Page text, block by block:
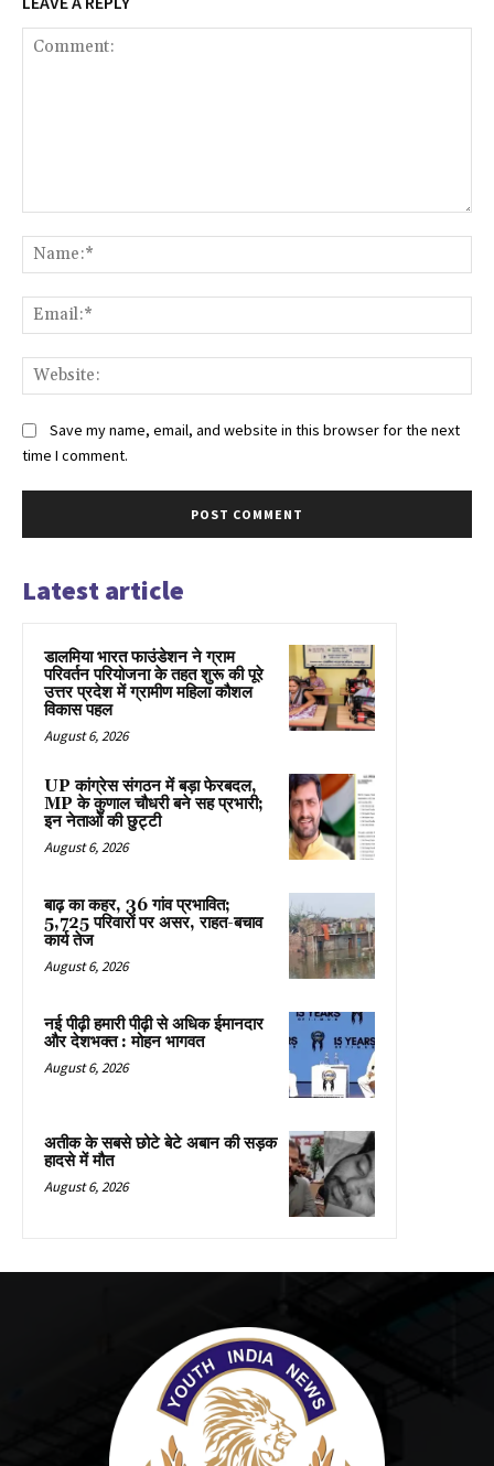
Save my name, email, and website in this browser for the next
time I comment.
Latest article
डालमिया भारत फाउंडेशन ने ग्राम
परिवर्तन परियोजना के तहत शुरू की पूरे
उत्तर प्रदेश में ग्रामीण महिला कौशल
विकास पहल
August 6, 2026
UP कांग्रेस संगठन में बड़ा फेरबदल,
MP के कुणाल चौधरी बने सह प्रभारी;
इन नेताओं की छुट्टी
August 6, 2026
बाढ़ का कहर, 36 गांव प्रभावित;
5,725 परिवारों पर असर, राहत-बचाव
कार्य तेज
August 6, 2026
नई पीढ़ी हमारी पीढ़ी से अधिक ईमानदार
और देशभक्त : मोहन भागवत
August 6, 2026
अतीक के सबसे छोटे बेटे अबान की सड़क
हादसे में मौत
August 6, 2026